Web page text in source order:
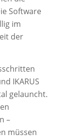
Software
im
der
IKARUS
gelauncht.
–
müssen